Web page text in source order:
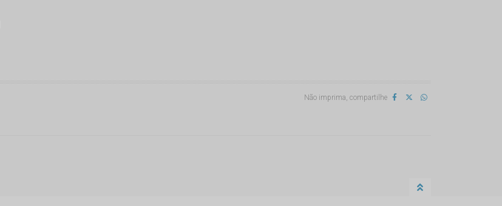
Não imprima, compartilhe